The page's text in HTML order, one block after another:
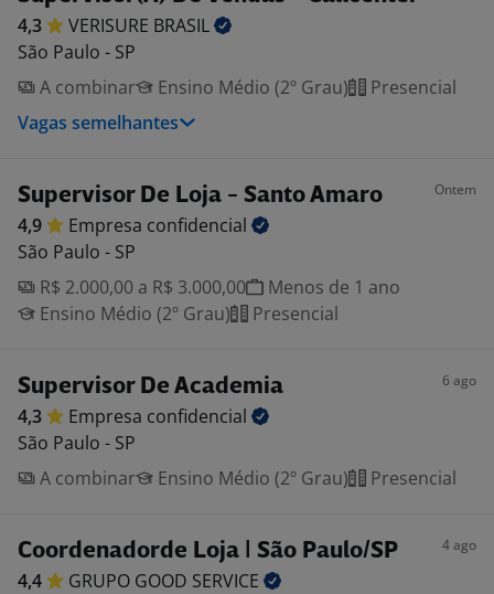
4,3 VERISURE BRASIL
São Paulo - SP
A combinar
Ensino Médio (2º Grau)
Presencial
Vagas semelhantes
Supervisor De Loja - Santo Amaro Ontem
4,9 Empresa confidencial
São Paulo - SP
R$ 2.000,00 a R$ 3.000,00
Menos de 1 ano
Ensino Médio (2º Grau)
Presencial
Supervisor De Academia 6 ago
4,3 Empresa confidencial
São Paulo - SP
A combinar
Ensino Médio (2º Grau) Presencial
Coordenadorde Loja | São Paulo/SP 4 ago
4,4 GRUPO GOOD SERVICE